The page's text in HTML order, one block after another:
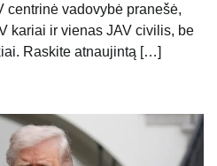
centrinė vadovybė pranešė,
kariai ir vienas JAV civilis, be
Raskite atnaujintą […]